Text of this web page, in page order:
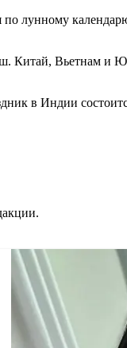
лунному
Китай, Вьетнам и
в Индии